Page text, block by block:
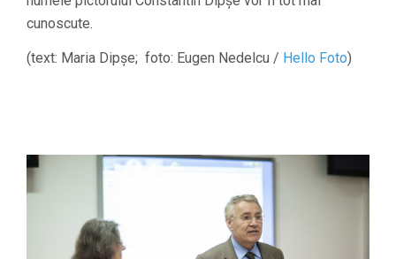
cunoscute.
(text: Maria Dipşe; foto: Eugen Nedelcu / Hello Foto)